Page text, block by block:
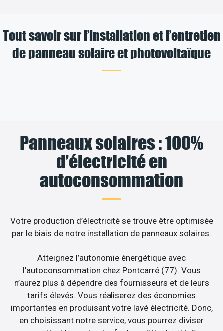
Tout savoir sur l’installation et l’entretien
de panneau solaire et photovoltaïque
Panneaux solaires : 100%
d’électricité en
autoconsommation
Votre production d’électricité se trouve être optimisée
par le biais de notre installation de panneaux solaires.
Atteignez l’autonomie énergétique avec
l’autoconsommation chez Pontcarré (77). Vous
n’aurez plus à dépendre des fournisseurs et de leurs
tarifs élevés. Vous réaliserez des économies
importantes en produisant votre lavé électricité. Donc,
en choisissant notre service, vous pourrez diviser